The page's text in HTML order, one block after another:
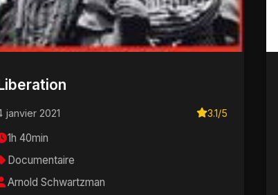
janvier 2021 3.1/5
1h 40min
Documentaire
Arnold Schwartzman